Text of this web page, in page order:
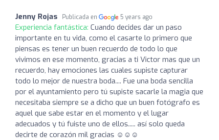
Jenny Rojas Publicada en 5 years ago
Experiencia fantástica: Cuando decides dar un paso
importante en tu vida, como el casarte lo primero que
piensas es tener un buen recuerdo de todo lo que
vivimos en ese momento, gracias a ti Victor mas que un
recuerdo, hay emociones las cuales supiste capturar
todo lo mejor de nuestra boda.... Fue una boda sencilla
por el ayuntamiento pero tú supiste sacarle la magia que
necesitaba siempre se a dicho que un buen fotógrafo es
aquel que sabe estar en el momento y el lugar
adecuados y tú fuiste uno de ellos..... así solo queda
decirte de corazón mil gracias ☺️☺️☺️